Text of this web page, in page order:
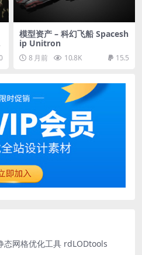
模型资产 – 科幻飞船 Spacesh
ip Unitron
8 月前 10.8K 15.5
态网格优化工具 rdLODtools